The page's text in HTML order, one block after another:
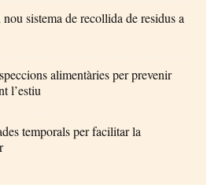
sistema de recollida de residus a
alimentàries per prevenir
l’estiu
temporals per facilitar la